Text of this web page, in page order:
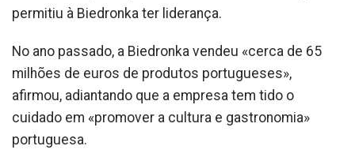
permitiu à Biedronka ter liderança.
No ano passado, a Biedronka vendeu «cerca de 65
milhões de euros de produtos portugueses»,
afirmou, adiantando que a empresa tem tido o
cuidado em «promover a cultura e gastronomia»
portuguesa.